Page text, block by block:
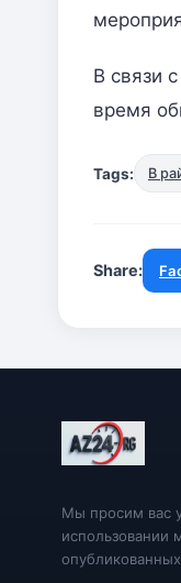
В связи
время
Tags: В
Share:
Мы просим вас
использовании